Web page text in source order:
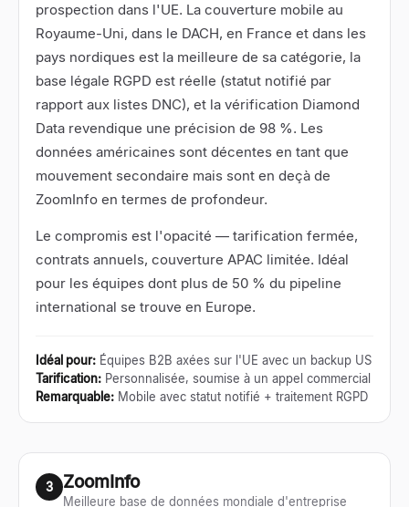
prospection dans l'UE. La couverture mobile au
Royaume-Uni, dans le DACH, en France et dans les
pays nordiques est la meilleure de sa catégorie, la
base légale RGPD est réelle (statut notifié par
rapport aux listes DNC), et la vérification Diamond
Data revendique une précision de 98 %. Les
données américaines sont décentes en tant que
mouvement secondaire mais sont en deçà de
ZoomInfo en termes de profondeur.
Le compromis est l'opacité — tarification fermée,
contrats annuels, couverture APAC limitée. Idéal
pour les équipes dont plus de 50 % du pipeline
international se trouve en Europe.
Idéal pour: Équipes B2B axées sur l'UE avec un backup US
Tarification: Personnalisée, soumise à un appel commercial
Remarquable: Mobile avec statut notifié + traitement RGPD
3 ZoomInfo
Meilleure base de données mondiale d'entreprise